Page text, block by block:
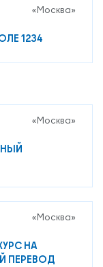
«Москва»
1234
«Москва»
«Москва»
НА
ПЕРЕВОД